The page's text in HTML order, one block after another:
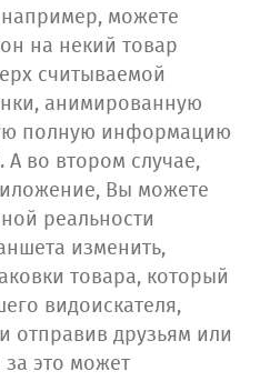
можете
на некий товар
считываемой
анимированную
полную информацию
во втором случае,
Вы можете
реальности
изменить,
товара, который
видоискателя,
отправив друзьям или
это может